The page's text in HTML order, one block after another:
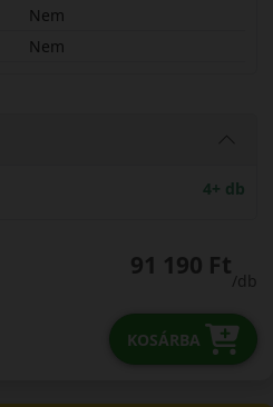
Nem
Nem
4+ db
91 190 Ft
/db
KOSÁRBA